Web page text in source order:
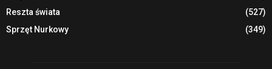
Reszta świata
(527)
Sprzęt Nurkowy
(349)